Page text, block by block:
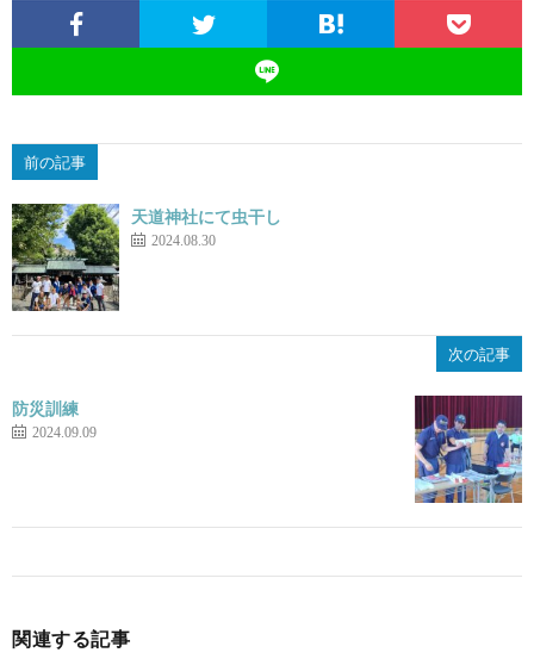
前の記事
天道神社にて虫干し
2024.08.30
次の記事
防災訓練
2024.09.09
関連する記事